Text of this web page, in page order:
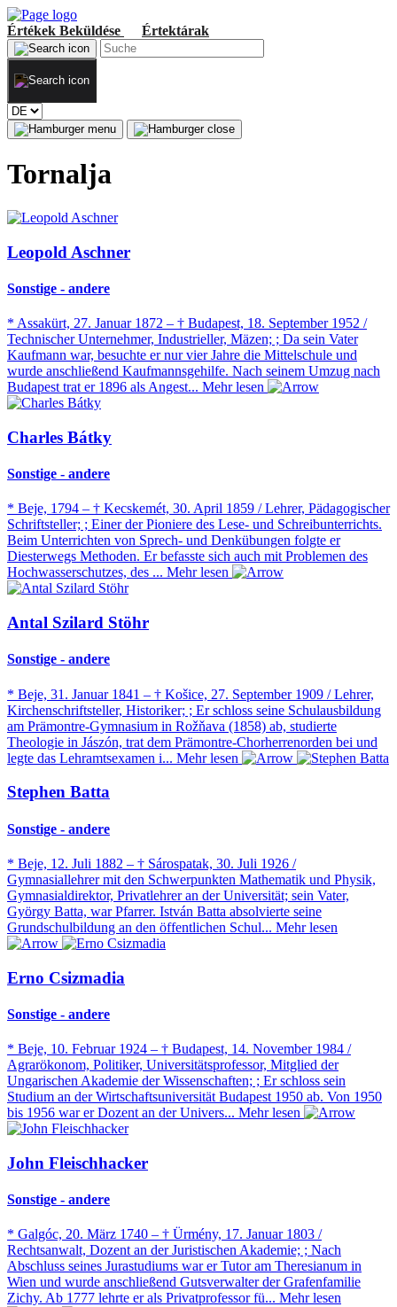
Értékek Beküldése Értektárak
Tornalja
Leopold Aschner
Sonstige - andere
* Assakürt, 27. Januar 1872 – † Budapest, 18. September 1952 /
Technischer Unternehmer, Industrieller, Mäzen; ; Da sein Vater
Kaufmann war, besuchte er nur vier Jahre die Mittelschule und
wurde anschließend Kaufmannsgehilfe. Nach seinem Umzug nach
Budapest trat er 1896 als Angest... Mehr lesen
Charles Bátky
Sonstige - andere
* Beje, 1794 – † Kecskemét, 30. April 1859 / Lehrer, Pädagogischer
Schriftsteller; ; Einer der Pioniere des Lese- und Schreibunterrichts.
Beim Unterrichten von Sprech- und Denkübungen folgte er
Diesterwegs Methoden. Er befasste sich auch mit Problemen des
Hochwasserschutzes, des ... Mehr lesen
Antal Szilard Stöhr
Sonstige - andere
* Beje, 31. Januar 1841 – † Košice, 27. September 1909 / Lehrer,
Kirchenschriftsteller, Historiker; ; Er schloss seine Schulausbildung
am Prämontre-Gymnasium in Rožňava (1858) ab, studierte
Theologie in Jászón, trat dem Prämontre-Chorherrenorden bei und
legte das Lehramtsexamen i... Mehr lesen
Stephen Batta
Sonstige - andere
* Beje, 12. Juli 1882 – † Sárospatak, 30. Juli 1926 /
Gymnasiallehrer mit den Schwerpunkten Mathematik und Physik,
Gymnasialdirektor, Privatlehrer an der Universität; sein Vater,
György Batta, war Pfarrer. István Batta absolvierte seine
Grundschulbildung an den öffentlichen Schul... Mehr lesen
Erno Csizmadia
Sonstige - andere
* Beje, 10. Februar 1924 – † Budapest, 14. November 1984 /
Agrarökonom, Politiker, Universitätsprofessor, Mitglied der
Ungarischen Akademie der Wissenschaften; ; Er schloss sein
Studium an der Wirtschaftsuniversität Budapest 1950 ab. Von 1950
bis 1956 war er Dozent an der Univers... Mehr lesen
John Fleischhacker
Sonstige - andere
* Galgóc, 20. März 1740 – † Ürmény, 17. Januar 1803 /
Rechtsanwalt, Dozent an der Juristischen Akademie; ; Nach
Abschluss seines Jurastudiums war er Tutor am Theresianum in
Wien und wurde anschließend Gutsverwalter der Grafenfamilie
Zichy. Ab 1777 lehrte er als Privatprofessor fü... Mehr lesen